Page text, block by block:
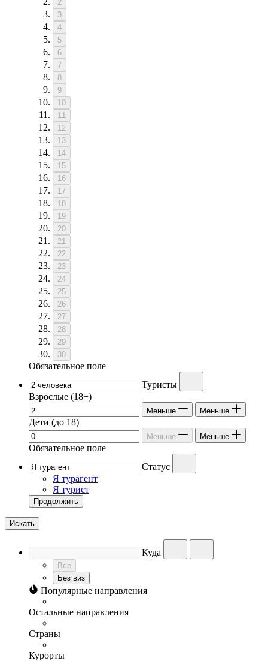
2
3
4
5
6
7
8
9
10
11
12
13
14
15
16
17
18
19
20
21
22
23
24
25
26
27
28
29
30
Обязательное поле
Туристы
Взрослые (18+)
Меньше Меньше
Дети (до 18)
Меньше Меньше
Обязательное поле
Статус
Я турагент
Я турист
Продолжить
Искать
Куда
Все
Без виз
Популярные направления
Остальные направления
Страны
Курорты